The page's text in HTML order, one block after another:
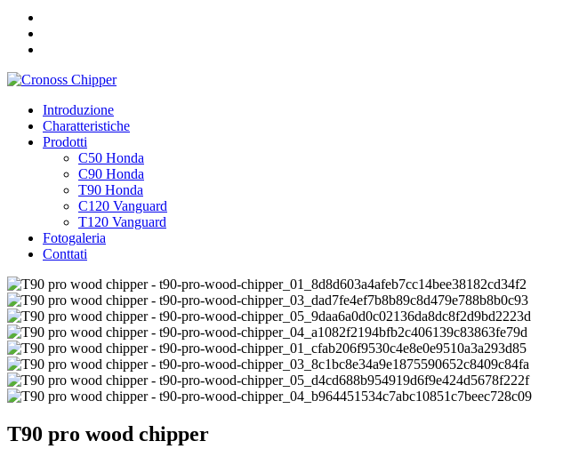
Introduzione
Charatteristiche
Prodotti
C50 Honda
C90 Honda
T90 Honda
C120 Vanguard
T120 Vanguard
Fotogaleria
Conttati
T90 pro wood chipper